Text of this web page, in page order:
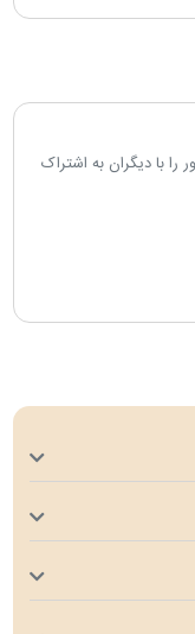
با دیگران به اشتراک